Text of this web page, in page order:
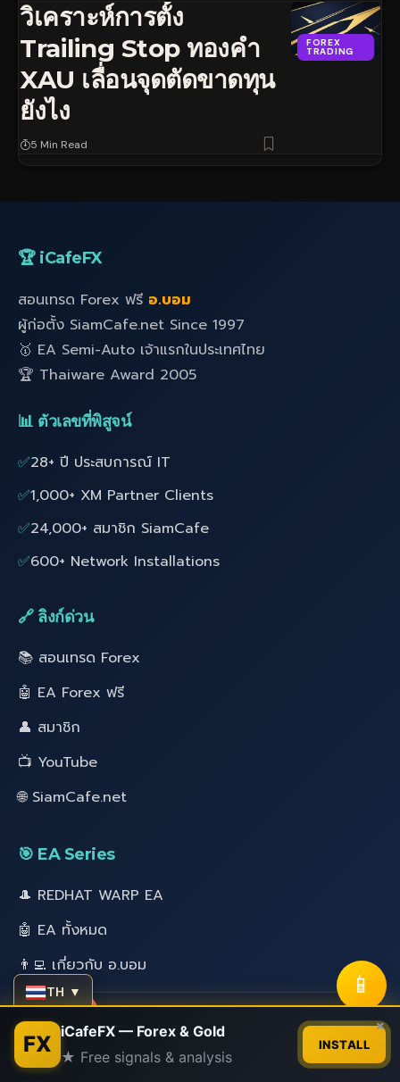
FOREX
TRADING
วิเคราะห์การตั้ง
Trailing Stop ทองคำ
XAU เลื่อนจุดตัดขาดทุน
ยังไง
5 Min Read
🏆 iCafeFX
สอนเทรด Forex ฟรี อ.บอม
ผู้ก่อตั้ง SiamCafe.net Since 1997
🥇 EA Semi-Auto เจ้าแรกในประเทศไทย
🏆 Thaiware Award 2005
📊 ตัวเลขที่พิสูจน์
✅28+ ปี ประสบการณ์ IT
✅1,000+ XM Partner Clients
✅24,000+ สมาชิก SiamCafe
✅600+ Network Installations
🔗 ลิงก์ด่วน
📚 สอนเทรด Forex
🤖 EA Forex ฟรี
👤 สมาชิก
📺 YouTube
🌐 SiamCafe.net
🎯 EA Series
🎩 REDHAT WARP EA
🤖 EA ทั้งหมด
👨‍💻 เกี่ยวกับ อ.บอม
TH ▼ 📱
FX iCafeFX — Forex & Gold
★ Free signals & analysis
INSTALL
×
Contact us
Open